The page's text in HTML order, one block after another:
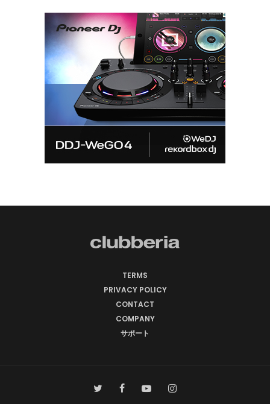
TERMS
PRIVACY POLICY
CONTACT
COMPANY
サポート